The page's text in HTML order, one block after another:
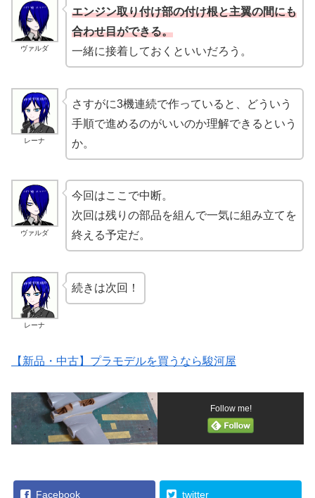
ヴァルダ
エンジン取り付け部の付け根と主翼の間にも
合わせ目ができる。
一緒に接着しておくといいだろう。
レーナ
さすがに3機連続で作っていると、どういう
手順で進めるのがいいのか理解できるという
か。
ヴァルダ
今回はここで中断。
次回は残りの部品を組んで一気に組み立てを
終える予定だ。
レーナ
続きは次回！
【新品・中古】プラモデルを買うなら駿河屋
Follow me!
Facebook twitter